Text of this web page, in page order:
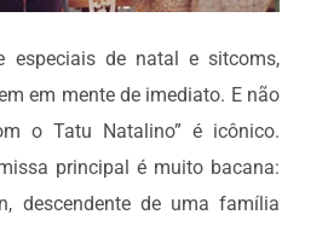
especiais de natal e sitcoms,
em mente de imediato. E não
o Tatu Natalino” é icônico.
principal é muito bacana:
descendente de uma família